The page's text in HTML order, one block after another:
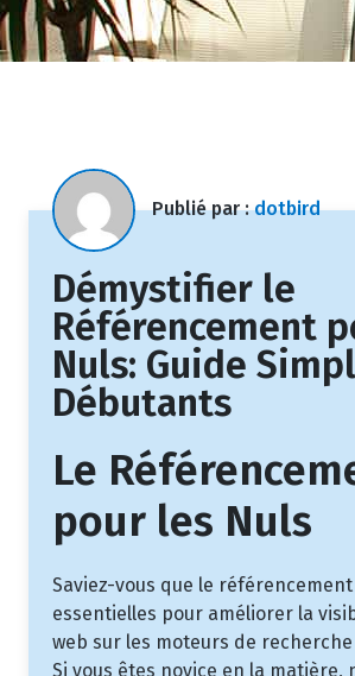
Publié par :dotbird
Démystifier le
Référencement
Nuls: Guide
Débutants
Le
pour les Nuls
Saviez-vous que le référencement
essentielles pour améliorer la
web sur les moteurs de recherche
Si vous êtes novice en la matière,